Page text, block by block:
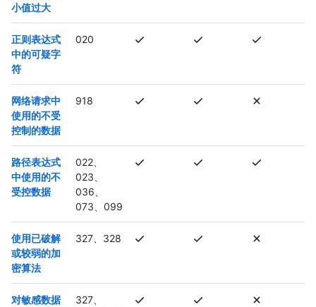
小值过大
正则表达式
中的可疑字
符
020
网络请求中
使用的不受
控制的数据
918
路径表达式
中使用的不
受控数据
022、
023、
036、
073、099
使用已破解
或较弱的加
密算法
327、328
对敏感数据
327、